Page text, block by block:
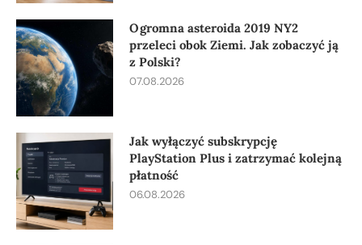
Ogromna asteroida 2019 NY2
przeleci obok Ziemi. Jak zobaczyć ją
z Polski?
07.08.2026
Jak wyłączyć subskrypcję
PlayStation Plus i zatrzymać kolejną
płatność
06.08.2026